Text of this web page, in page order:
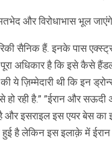
और विरोधाभास भूल
सैनिक हैं. इनके पास
अधिकार है कि इसे कैसे
ये ज़िम्मेदारी थी कि इन
रही है.” ”ईरान और सऊदी
इसराइल इस एयर बेस का
है लेकिन इस इलाक़े में